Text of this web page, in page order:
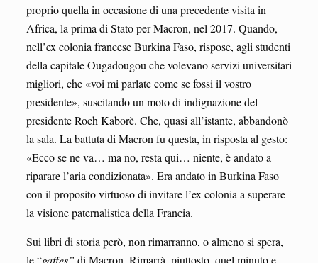
proprio quella in occasione di una precedente visita in
Africa, la prima di Stato per Macron, nel 2017. Quando,
nell’ex colonia francese Burkina Faso, rispose, agli studenti
della capitale Ougadougou che volevano servizi universitari
migliori, che «voi mi parlate come se fossi il vostro
presidente», suscitando un moto di indignazione del
presidente Roch Kaborè. Che, quasi all’istante, abbandonò
la sala. La battuta di Macron fu questa, in risposta al gesto:
«Ecco se ne va… ma no, resta qui… niente, è andato a
riparare l’aria condizionata». Era andato in Burkina Faso
con il proposito virtuoso di invitare l’ex colonia a superare
la visione paternalistica della Francia.
Sui libri di storia però, non rimarranno, o almeno si spera,
le “gaffes” di Macron. Rimarrà, piuttosto, quel minuto e